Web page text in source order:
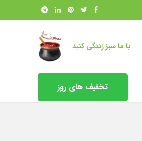
با ما سبز زندگی کنید
تخفیف های روز